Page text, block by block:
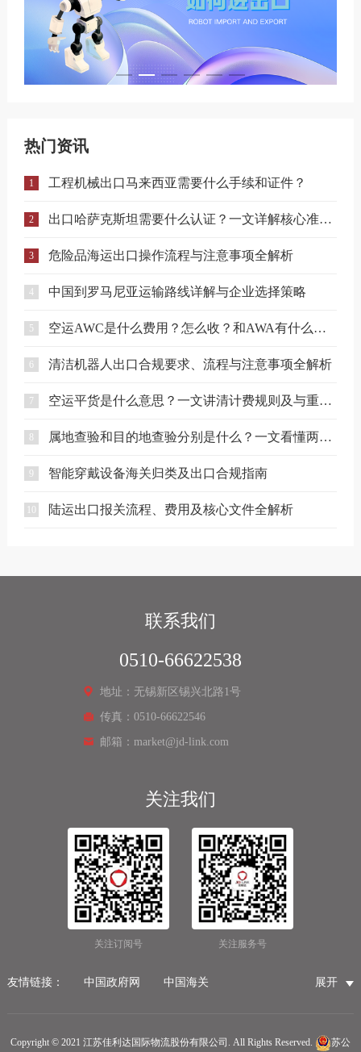
热门资讯
1 工程机械出口马来西亚需要什么手续和证件？
2 出口哈萨克斯坦需要什么认证？一文详解核心准入要求
3 危险品海运出口操作流程与注意事项全解析
4 中国到罗马尼亚运输路线详解与企业选择策略
5 空运AWC是什么费用？怎么收？和AWA有什么区别？
6 清洁机器人出口合规要求、流程与注意事项全解析
7 空运平货是什么意思？一文讲清计费规则及与重货、泡货的区别
属地查验和目的地查验分别是什么？一文看懂两者区别
9 智能穿戴设备海关归类及出口合规指南
陆运出口报关流程、费用及核心文件全解析
联系我们
0510-66622538
地址：无锡新区锡兴北路1号
传真：0510-66622546
邮箱：market@jd-link.com
关注我们
关注订阅号 关注服务号
友情链接： 展开
中国政府网
中国海关
无锡海运代理
无锡仓储服务公司
Copyright © 2021 江苏佳利达国际物流股份有限公司. All Rights Reserved. 苏公